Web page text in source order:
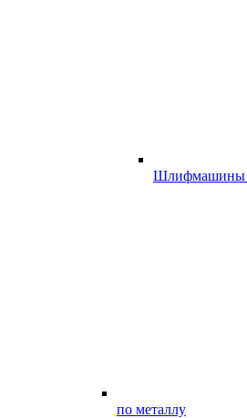
Шлифмашины
по металлу